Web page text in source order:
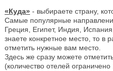
«Куда» - выбираете страну,
Самые популярные
Греция, Египет, Индия,
знаете конкретное место, то в
отметить нужные вам место.
Здесь же сразу можете
(количество отелей